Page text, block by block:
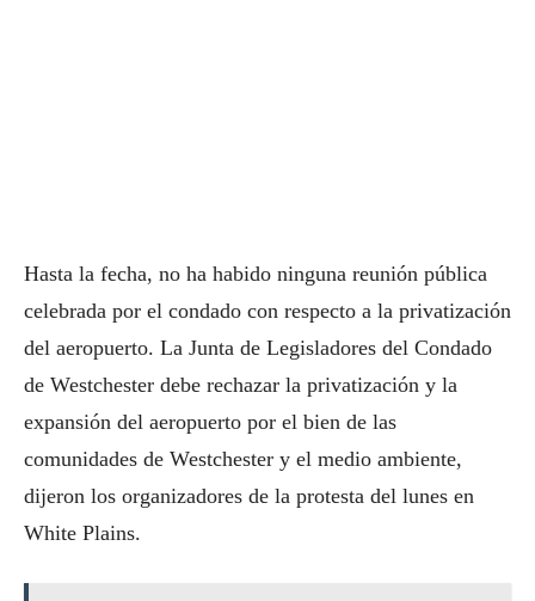
Hasta la fecha, no ha habido ninguna reunión pública
celebrada por el condado con respecto a la privatización
del aeropuerto. La Junta de Legisladores del Condado
de Westchester debe rechazar la privatización y la
expansión del aeropuerto por el bien de las
comunidades de Westchester y el medio ambiente,
dijeron los organizadores de la protesta del lunes en
White Plains.